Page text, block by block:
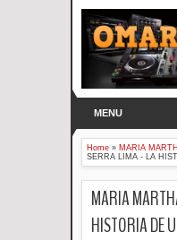
MENU
Home » MARIA
SERRA LIMA - LA
MARIA
HISTORIA DE